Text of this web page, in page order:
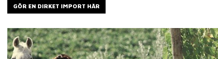
GÖR EN DIRKET IMPORT HÄR